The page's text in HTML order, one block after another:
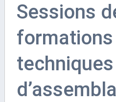
Sessions
techniques